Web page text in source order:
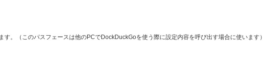
。（このパスフェースは他のPCでDockDuckGoを使う際に設定内容を呼び出す場合に使います）